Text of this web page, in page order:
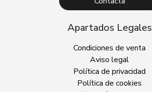
Apartados Legales
Condiciones de venta
Aviso legal
Política de privacidad
Política de cookies